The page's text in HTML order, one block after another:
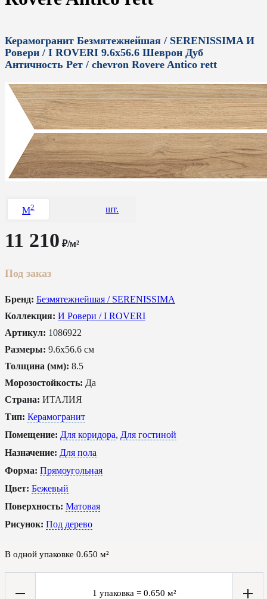
Керамогранит Безмятежнейшая / SERENISSIMA И
Ровери / I ROVERI 9.6x56.6 Шеврон Дуб
Античность Рет / chevron Rovere Antico rett
M2 шт.
11 210 ₽/м²
Под заказ
Бренд: Безмятежнейшая / SERENISSIMA
Коллекция: И Ровери / I ROVERI
Артикул: 1086922
Размеры: 9.6x56.6 см
Толщина (мм): 8.5
Морозостойкость: Да
Страна: ИТАЛИЯ
Тип: Керамогранит
Помещение: Для коридора, Для гостиной
Назначение: Для пола
Форма: Прямоугольная
Цвет: Бежевый
Поверхность: Матовая
Рисунок: Под дерево
В одной упаковке 0.650 м²
1 упаковка = 0.650 м²